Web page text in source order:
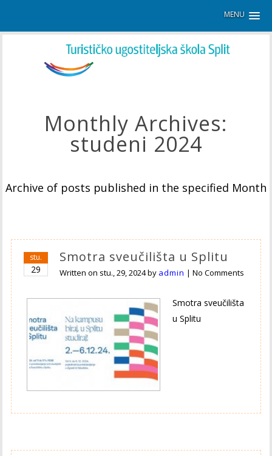
MENU
Monthly Archives:
studeni 2024
Archive of posts published in the specified Month
stu.
29
Smotra sveučilišta u Splitu
Written on stu., 29, 2024by admin |No Comments
Smotra sveučilišta
u Splitu